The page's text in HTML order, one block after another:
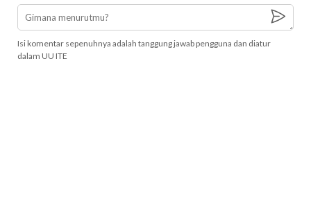
Isi komentar sepenuhnya adalah tanggung jawab pengguna dan diatur
dalam UU ITE